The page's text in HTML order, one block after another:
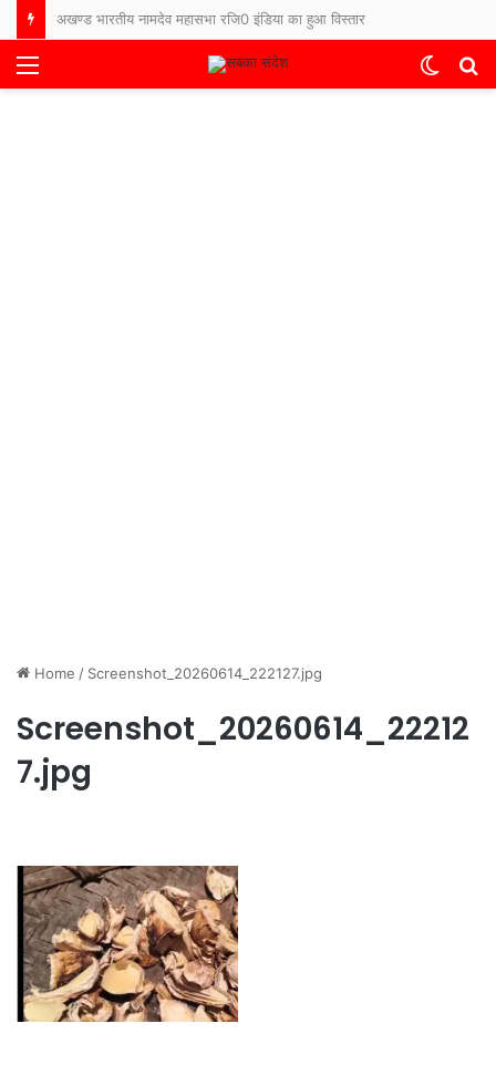
अखण्ड भारतीय नामदेव महासभा रजि0 इंडिया का हुआ विस्तार
Menu
Switch
Home / Screenshot_20260614_222127.jpg
Screenshot_20260614_22212
7.jpg